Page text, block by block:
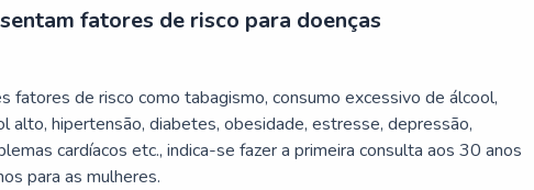
fatores de risco para doenças
fatores de risco como tabagismo, consumo excessivo de álcool,
alto, hipertensão, diabetes, obesidade, estresse, depressão,
cardíacos etc., indica-se fazer a primeira consulta aos 30 anos
para as mulheres.